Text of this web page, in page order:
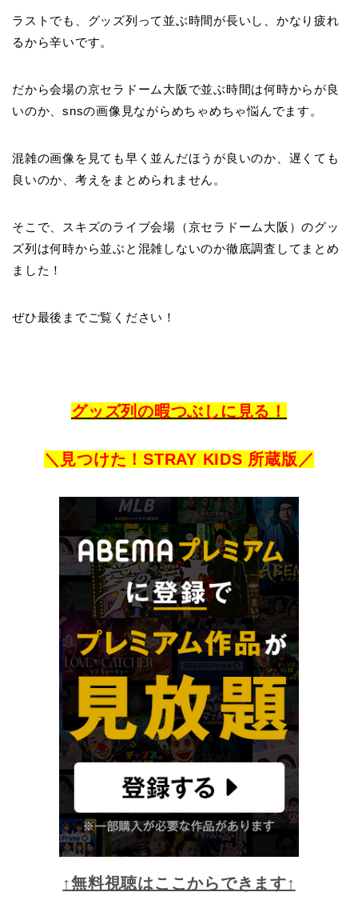
ラストでも、グッズ列って並ぶ時間が長いし、かなり疲れ
るから辛いです。
だから会場の京セラドーム大阪で並ぶ時間は何時からが良
いのか、snsの画像見ながらめちゃめちゃ悩んでます。
混雑の画像を見ても早く並んだほうが良いのか、遅くても
良いのか、考えをまとめられません。
そこで、スキズのライブ会場（京セラドーム大阪）のグッ
ズ列は何時から並ぶと混雑しないのか徹底調査してまとめ
ました！
ぜひ最後までご覧ください！
グッズ列の暇つぶしに見る！
＼見つけた！STRAY KIDS 所蔵版／
↑無料視聴はここからできます↑